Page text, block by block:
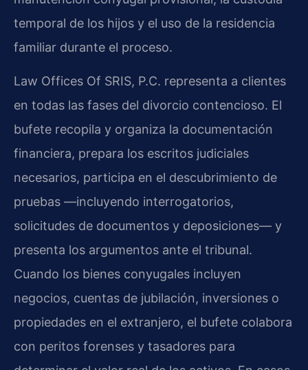
temporal de los hijos y el uso de la residencia
familiar durante el proceso.
Law Offices Of SRIS, P.C. representa a clientes
en todas las fases del divorcio contencioso. El
bufete recopila y organiza la documentación
financiera, prepara los escritos judiciales
necesarios, participa en el descubrimiento de
pruebas —incluyendo interrogatorios,
solicitudes de documentos y deposiciones— y
presenta los argumentos ante el tribunal.
Cuando los bienes conyugales incluyen
negocios, cuentas de jubilación, inversiones o
propiedades en el extranjero, el bufete colabora
con peritos forenses y tasadores para